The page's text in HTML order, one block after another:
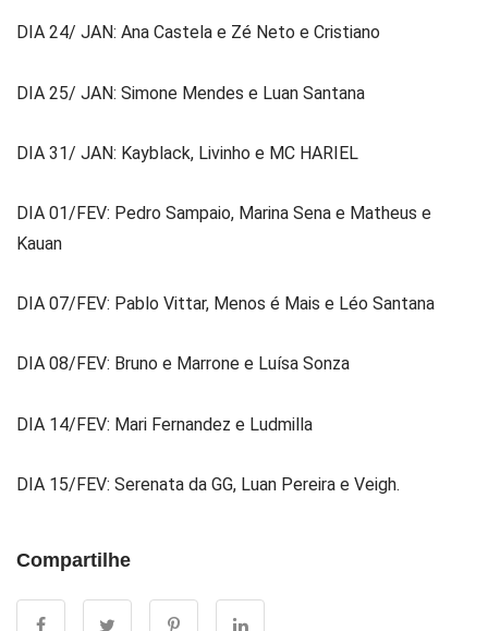
DIA 24/ JAN: Ana Castela e Zé Neto e Cristiano
DIA 25/ JAN: Simone Mendes e Luan Santana
DIA 31/ JAN: Kayblack, Livinho e MC HARIEL
DIA 01/FEV: Pedro Sampaio, Marina Sena e Matheus e
Kauan
DIA 07/FEV: Pablo Vittar, Menos é Mais e Léo Santana
DIA 08/FEV: Bruno e Marrone e Luísa Sonza
DIA 14/FEV: Mari Fernandez e Ludmilla
DIA 15/FEV: Serenata da GG, Luan Pereira e Veigh.
Compartilhe